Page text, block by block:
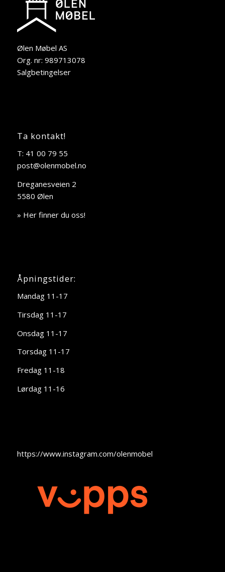
Ølen Møbel AS
Org. nr: 989713078
Salgbetingelser
Ta kontakt!
T: 41 00 79 55
post@olenmobel.no
Dreganesveien 2
5580 Ølen
» Her finner du oss!
Åpningstider:
Mandag 11-17
Tirsdag 11-17
Onsdag 11-17
Torsdag 11-17
Fredag 11-18
Lørdag 11-16
https://www.instagram.com/olenmobel